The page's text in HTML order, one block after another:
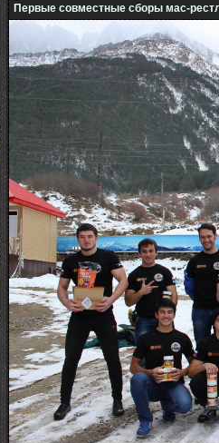
Первые совместные сборы мас-